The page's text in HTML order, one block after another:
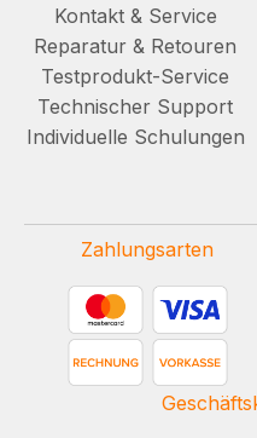
Kontakt & Service
Reparatur & Retouren
Testprodukt-Service
Technischer Support
Individuelle Schulungen
Zahlungsarten